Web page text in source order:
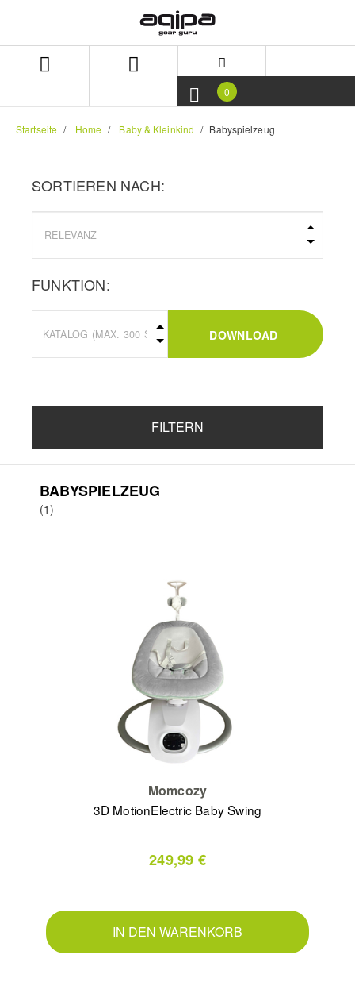
0
Startseite Home Baby & Kleinkind Babyspielzeug
SORTIEREN NACH:
FUNKTION:
DOWNLOAD
FILTERN
BABYSPIELZEUG
(1)
Momcozy
3D MotionElectric Baby Swing
249,99 €
IN DEN WARENKORB